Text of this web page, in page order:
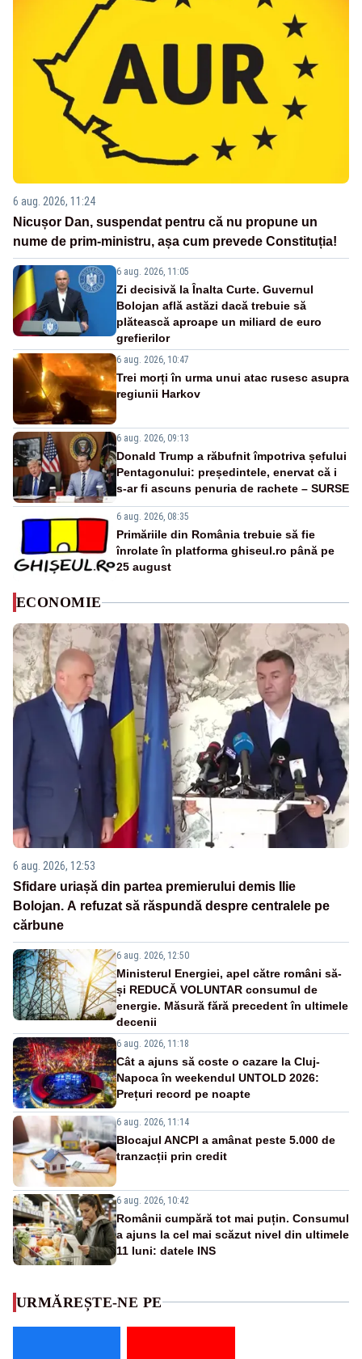
6 aug. 2026, 11:24
Nicușor Dan, suspendat pentru că nu propune un
nume de prim-ministru, așa cum prevede Constituția!
6 aug. 2026, 11:05
Zi decisivă la Înalta Curte. Guvernul
Bolojan află astăzi dacă trebuie să
plătească aproape un miliard de euro
grefierilor
6 aug. 2026, 10:47
Trei morți în urma unui atac rusesc asupra
regiunii Harkov
6 aug. 2026, 09:13
Donald Trump a răbufnit împotriva șefului
Pentagonului: președintele, enervat că i
s-ar fi ascuns penuria de rachete – SURSE
6 aug. 2026, 08:35
Primăriile din România trebuie să fie
înrolate în platforma ghiseul.ro până pe
25 august
ECONOMIE
6 aug. 2026, 12:53
Sfidare uriașă din partea premierului demis Ilie
Bolojan. A refuzat să răspundă despre centralele pe
cărbune
6 aug. 2026, 12:50
Ministerul Energiei, apel către români să-
și REDUCĂ VOLUNTAR consumul de
energie. Măsură fără precedent în ultimele
decenii
6 aug. 2026, 11:18
Cât a ajuns să coste o cazare la Cluj-
Napoca în weekendul UNTOLD 2026:
Prețuri record pe noapte
6 aug. 2026, 11:14
Blocajul ANCPI a amânat peste 5.000 de
tranzacții prin credit
6 aug. 2026, 10:42
Românii cumpără tot mai puțin. Consumul
a ajuns la cel mai scăzut nivel din ultimele
11 luni: datele INS
URMĂREȘTE-NE PE